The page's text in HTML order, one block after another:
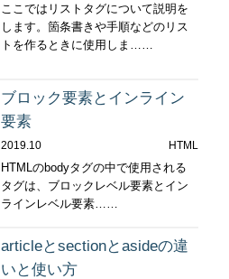
ここではリストタグについて説明を
します。箇条書きや手順などのリス
トを作るときに使用しま……
ブロック要素とインライン
要素
2019.10
HTML
HTMLのbodyタグの中で使用される
タグは、ブロックレベル要素とイン
ラインレベル要素……
articleとsectionとasideの違
いと使い方